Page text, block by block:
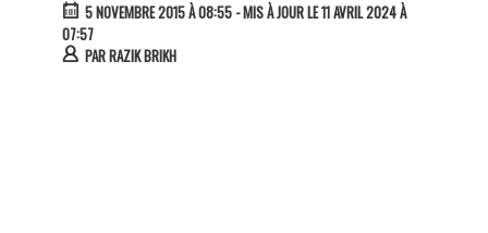
5 NOVEMBRE 2015 À 08:55- MIS À JOUR LE 11 AVRIL 2024 À
07:57
PARRAZIK BRIKH